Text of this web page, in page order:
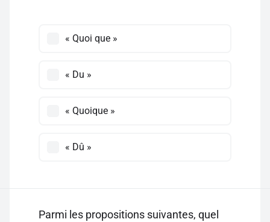
« Quoi que »
« Du »
« Quoique »
« Dû »
Parmi les propositions suivantes, quel